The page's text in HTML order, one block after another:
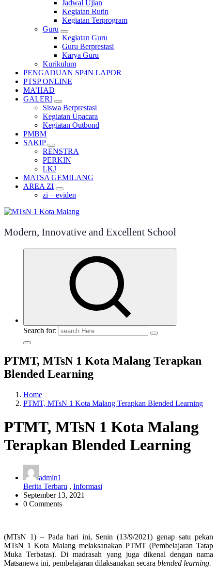
Jadwal Ujian
Kegiatan Rutin
Kegiatan Terprogram
Guru
Kegiatan Guru
Guru Berprestasi
Karya Guru
Kurikulum
PENGADUAN SP4N LAPOR
PTSP ONLINE
MA’HAD
GALERI
Siswa Berprestasi
Kegiatan Upacara
Kegiatan Outbond
PMBM
SAKIP
RENSTRA
PERKIN
LKJ
MATSA GEMILANG
AREA ZI
zi – eviden
Modern, Innovative and Excellent School
Search for:
PTMT, MTsN 1 Kota Malang Terapkan
Blended Learning
Home
PTMT, MTsN 1 Kota Malang Terapkan Blended Learning
PTMT, MTsN 1 Kota Malang
Terapkan Blended Learning
admin1
Berita Terbaru , Informasi
September 13, 2021
0 Comments
(MTsN 1) – Pada hari ini, Senin (13/9/2021) genap satu pekan
MTsN 1 Kota Malang melaksanakan PTMT (Pembelajaran Tatap
Muka Terbatas). Di madrasah yang juga dikenal dengan nama
Matsanewa ini, pembelajaran dilaksanakan secara blended learning.